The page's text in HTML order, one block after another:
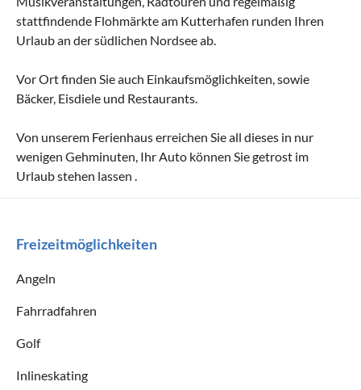
stattfindende Flohmärkte am Kutterhafen runden Ihren
Urlaub an der südlichen Nordsee ab.
Vor Ort finden Sie auch Einkaufsmöglichkeiten, sowie
Bäcker, Eisdiele und Restaurants.
Von unserem Ferienhaus erreichen Sie all dieses in nur
wenigen Gehminuten, Ihr Auto können Sie getrost im
Urlaub stehen lassen .
Freizeitmöglichkeiten
Angeln
Fahrradfahren
Golf
Inlineskating